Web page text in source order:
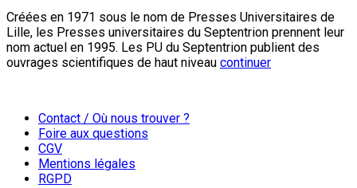
Créées en 1971 sous le nom de Presses Universitaires de
Lille, les Presses universitaires du Septentrion prennent leur
nom actuel en 1995. Les PU du Septentrion publient des
ouvrages scientifiques de haut niveau continuer
Contact / Où nous trouver ?
Foire aux questions
CGV
Mentions légales
RGPD